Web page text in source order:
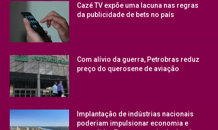
Cazé TV expõe uma lacuna nas regras
da publicidade de bets no país
Com alívio da guerra, Petrobras reduz
preço do querosene de aviação
Implantação de indústrias nacionais
poderiam impulsionar economia e